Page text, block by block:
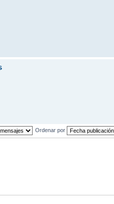
Ordenar por